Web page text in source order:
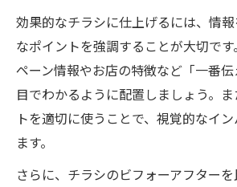
効果的なチラシに仕上げるには、情
なポイントを強調することが大切で
ペーン情報やお店の特徴など「一番
目でわかるように配置しましょう。
トを適切に使うことで、視覚的なイ
ます。
さらに、チラシのビフォーアフター